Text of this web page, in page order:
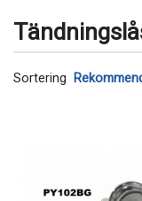
Sortering